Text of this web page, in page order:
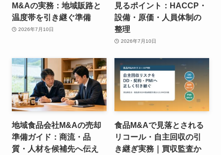
M&Aの実務：地域販路と
温度帯を引き継ぐ準備
2026年7月10日
見るポイント：HACCP・
設備・原価・人員体制の
整理
2026年7月10日
地域食品会社M&Aの売却
準備ガイド：商流・品
質・人材を候補先へ伝え
食品M&Aで見落とされる
リコール・自主回収の引
き継ぎ実務｜買収監査か